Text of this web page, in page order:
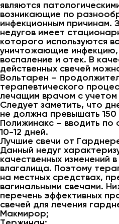
являются
возникающие по
инфекционным причинам.
недугов имеет
которого используются
уничтожающие
воспаление и отек. В
действенных свечей
Вольтарен –
терапевтического
лечащим врачом с
Следует заметить, что
не должна превышать 150
Полижинакс – вводить по
10-12 дней.
Лучшие свечи от
Данный недуг
качественных изменений
влагалища. Поэтому
на местных средствах,
вагинальными свечами.
перечень эффективных
свечей для лечения
Макмирор;